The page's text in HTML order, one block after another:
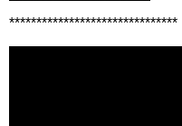
*******************************